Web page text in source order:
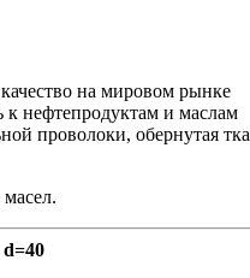
на мировом рынке
к нефтепродуктам и маслам
проволоки, обернутая тка